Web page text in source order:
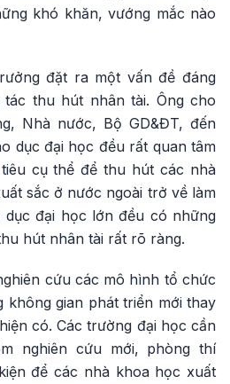
khó khăn, vướng mắc nào
đặt ra một vấn đề đáng
thu hút nhân tài. Ông cho
Nhà nước, Bộ GD&ĐT, đến
dục đại học đều rất quan tâm
cụ thể để thu hút các nhà
sắc ở nước ngoài trở về làm
dục đại học lớn đều có những
hút nhân tài rất rõ ràng.
cứu các mô hình tổ chức
gian phát triển mới thay
có. Các trường đại học cần
nghiên cứu mới, phòng thí
để các nhà khoa học xuất